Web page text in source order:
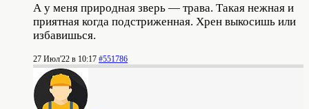
А у меня природная зверь — трава. Такая нежная и
приятная когда подстриженная. Хрен выкосишь или
избавишься.
27 Июл'22 в 10:17 #551786